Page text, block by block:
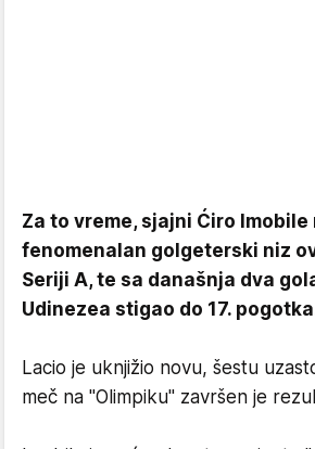
Za to vreme, sjajni Ćiro
fenomenalan golgeterski niz
Seriji A, te sa današnja dva
Udinezea stigao do 17.
Lacio je uknjižio novu, šestu
meč na "Olimpiku" završen je